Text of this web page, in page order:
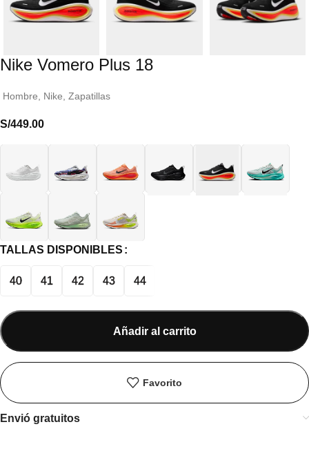
Nike Vomero Plus 18
Hombre Nike Zapatillas
S/449.00
TALLAS DISPONIBLES
40 41 42 43 44
Añadir al carrito
Favorito
Envió gratuitos